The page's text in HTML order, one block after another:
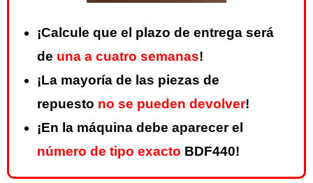
¡Calcule que el plazo de entrega será
de una a cuatro semanas!
¡La mayoría de las piezas de
repuesto no se pueden devolver!
¡En la máquina debe aparecer el
número de tipo exacto BDF440!